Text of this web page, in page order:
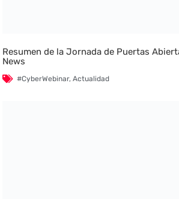
Resumen de la Jornada de Puertas
News
#CyberWebinar,Actualidad